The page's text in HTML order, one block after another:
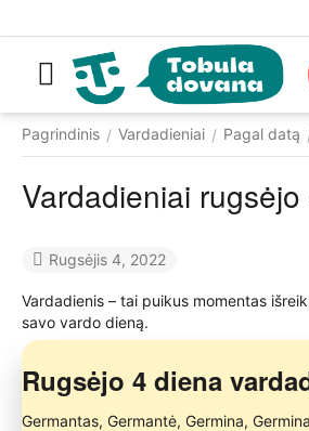
Pagrindinis / Vardadieniai / Pagal datą
Vardadieniai rugsėjo
Rugsėjis 4, 2022
Vardadienis – tai puikus momentas
savo vardo dieną.
Rugsėjo 4 diena
Germantas, Germantė, Germina,